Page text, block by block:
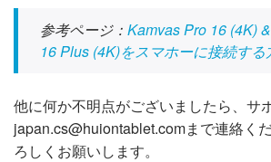
参考ページ： Kamvas Pro 16 (4K)
16 Plus (4K)をスマホーに接続する
他に何か不明点がございましたら、サ
japan.cs@huiontablet.comまで連絡く
ろしくお願いします。